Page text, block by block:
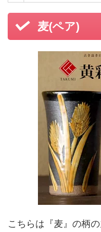
麦(ペア)
こちらは『麦』の柄